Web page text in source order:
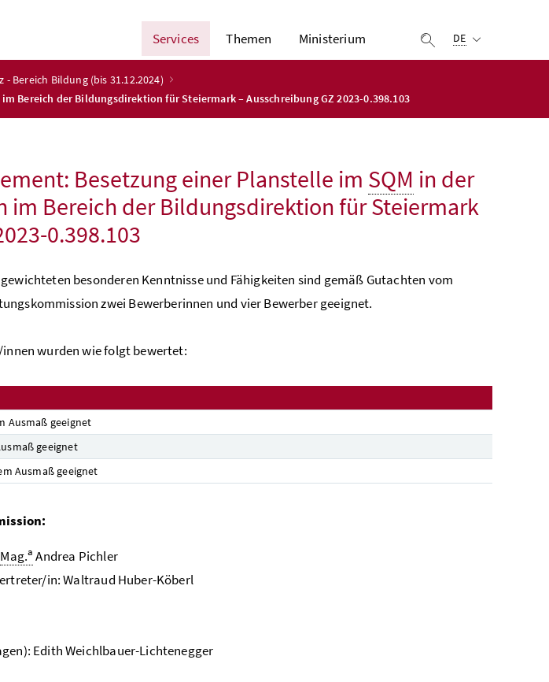
Services Themen Ministerium Suche einblenden
DE
Bereich Bildung (bis 31.12.2024)
Bereich der Bildungsdirektion für Steiermark – Ausschreibung GZ 2023-0.398.103
Besetzung einer Planstelle im SQM in der
im Bereich der Bildungsdirektion für Steiermark
0.398.103
besonderen Kenntnisse und Fähigkeiten sind gemäß Gutachten vom
zwei Bewerberinnen und vier Bewerber geeignet.
wurden wie folgt bewertet:
Ausmaß geeignet
geeignet
Ausmaß geeignet
Mag.a Andrea Pichler
in: Waltraud Huber-Köberl
Edith Weichlbauer-Lichtenegger